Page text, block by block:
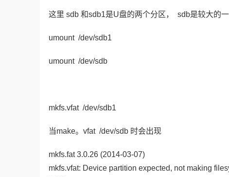
这里 sdb 和sdb1是U盘的两个分区， sdb是较大的一
umount /dev/sdb1
umount /dev/sdb
mkfs.vfat /dev/sdb1
当make。vfat /dev/sdb 时会出现
mkfs.fat 3.0.26 (2014-03-07)
mkfs.vfat: Device partition expected, not making